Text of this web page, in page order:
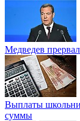
Медведев
Выплаты
суммы